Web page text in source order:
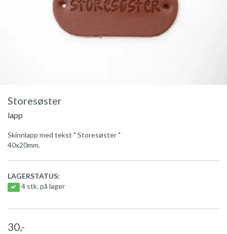
Storesøster
lapp
Skinnlapp med tekst " Storesøster "
40x20mm.
LAGERSTATUS:
4 stk. på lager
30,-